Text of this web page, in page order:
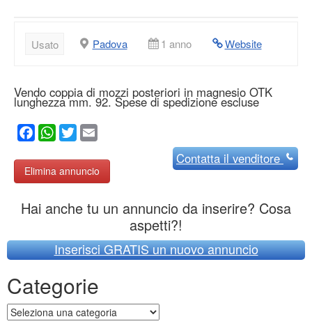
Usato Padova 1 anno Website
Vendo coppia di mozzi posteriori in magnesio OTK
lunghezza mm. 92. Spese di spedizione escluse
Facebook
WhatsApp
Twitter
Elimina annuncio
Contattail venditore
Hai anche tu un annuncio da inserire? Cosa
aspetti?!
Inserisci GRATIS un nuovo annuncio
Categorie
Categorie